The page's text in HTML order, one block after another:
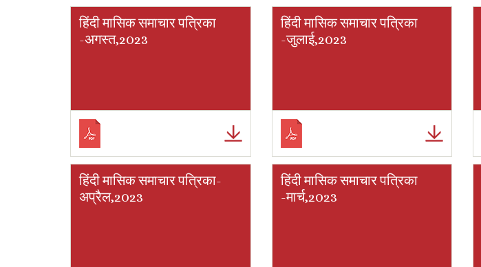
हिंदी मासिक समाचार पत्रिका
-अगस्त,2023
हिंदी मासिक समाचार पत्रिका
-जुलाई,2023
हिंदी मासिक समाचार पत्रिका-
अप्रैल,2023
हिंदी मासिक समाचार पत्रिका
-मार्च,2023